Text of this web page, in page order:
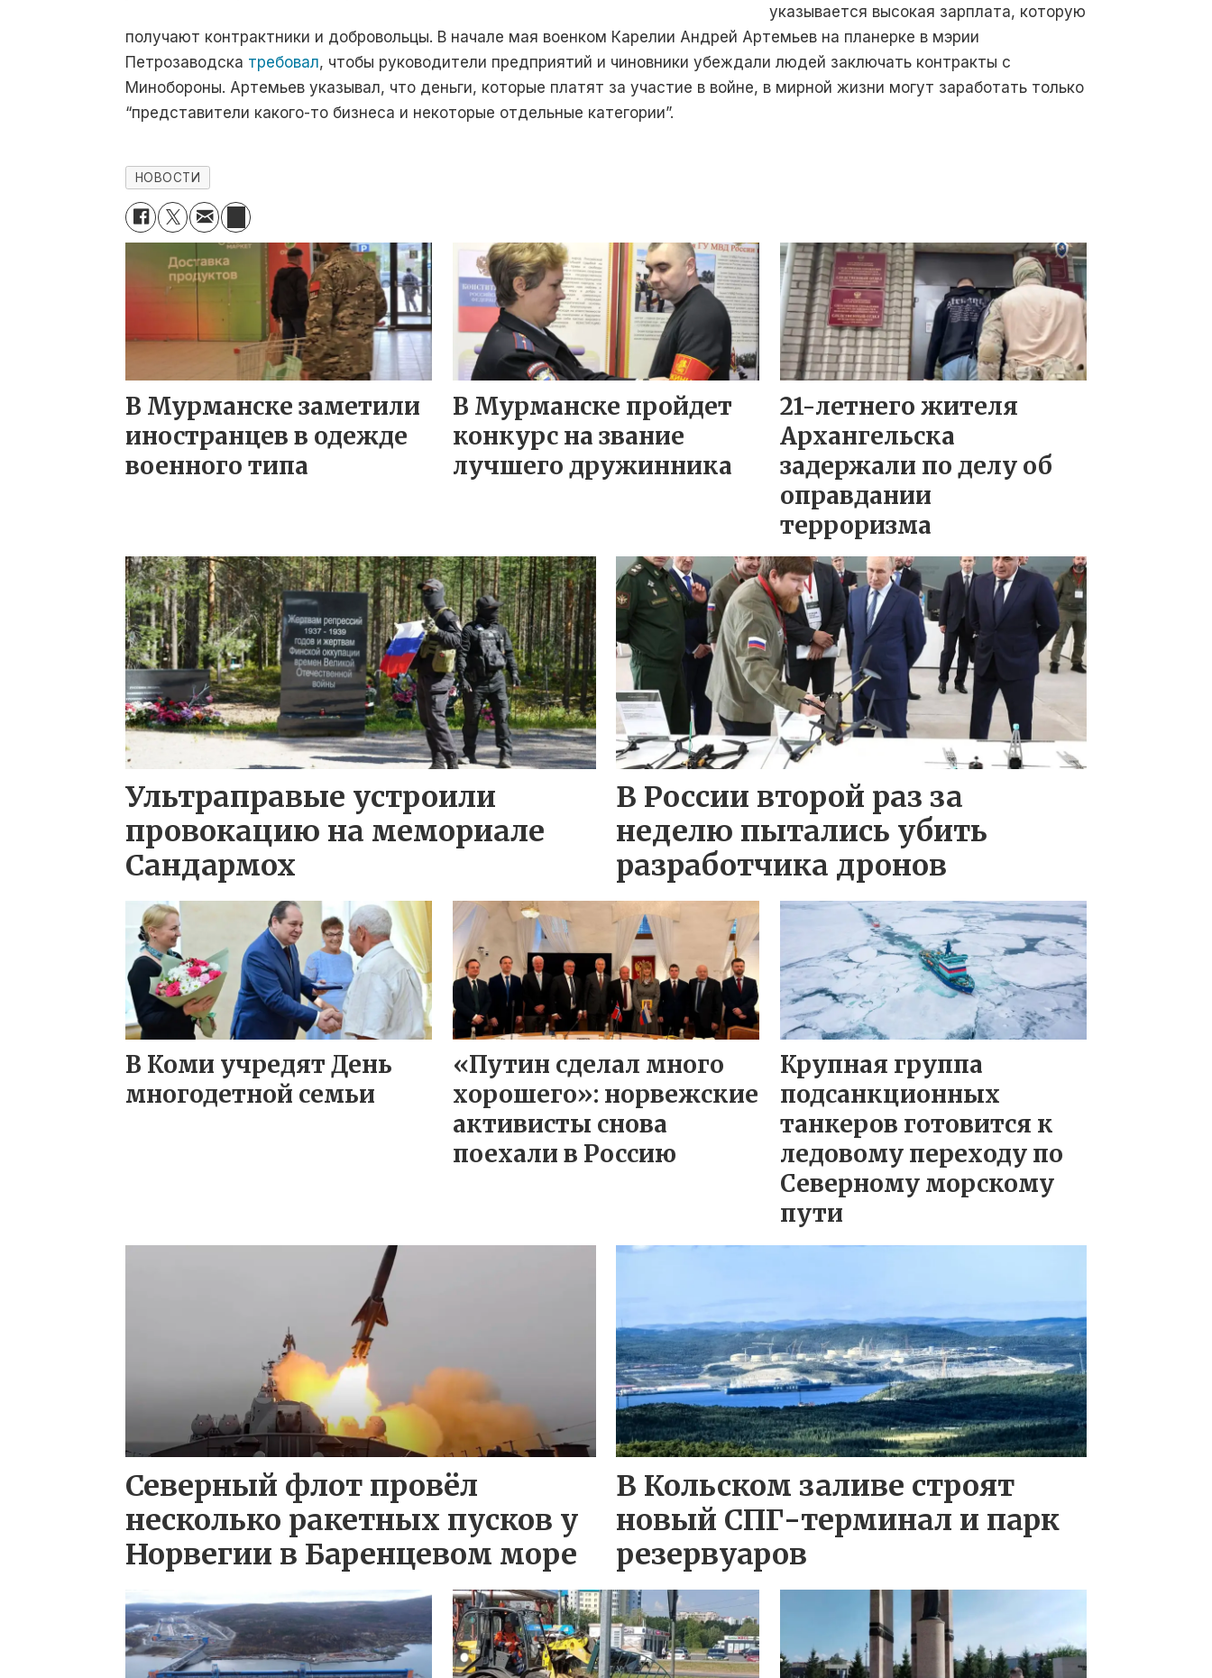
указывается высокая зарплата, которую
получают контрактники и добровольцы. В начале мая военком Карелии Андрей Артемьев на планерке в мэрии
Петрозаводска требовал, чтобы руководители предприятий и чиновники убеждали людей заключать контракты с
Минобороны. Артемьев указывал, что деньги, которые платят за участие в войне, в мирной жизни могут заработать только
“представители какого-то бизнеса и некоторые отдельные категории”.
НОВОСТИ
В Мурманске заметили
иностранцев в одежде
военного типа
В Мурманске пройдет
конкурс на звание
лучшего дружинника
21-летнего жителя
Архангельска
задержали по делу об
оправдании
терроризма
Ультраправые устроили
провокацию на мемориале
Сандармох
В России второй раз за
неделю пытались убить
разработчика дронов
В Коми учредят День
многодетной семьи
«Путин сделал много
хорошего»: норвежские
активисты снова
поехали в Россию
Крупная группа
подсанкционных
танкеров готовится к
ледовому переходу по
Северному морскому
пути
Северный флот провёл
несколько ракетных пусков у
Норвегии в Баренцевом море
В Кольском заливе строят
новый СПГ-терминал и парк
резервуаров